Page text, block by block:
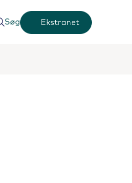
Søg Ekstranet